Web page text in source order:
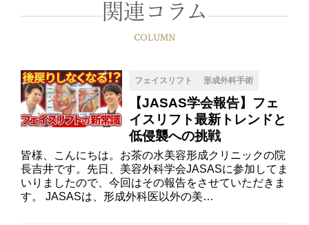
関連コラム
COLUMN
フェイスリフト 形成外科手術
【JASAS学会報告】フェ
イスリフト最新トレンドと
低侵襲への挑戦
皆様、こんにちは。お茶の水美容形成クリニックの院
長吉井です。先日、美容外科学会JASASに参加してま
いりましたので、今回はその報告をさせていただきま
す。 JASASは、形成外科医以外の美…